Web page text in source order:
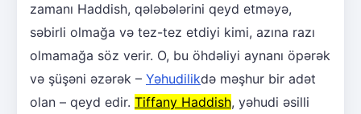
zamanı Haddish, qələbələrini qeyd etməyə,
səbirli olmağa və tez-tez etdiyi kimi, azına razı
olmamağa söz verir. O, bu öhdəliyi aynanı öpərək
və şüşəni əzərək – Yəhudilikdə məşhur bir adət
olan – qeyd edir. Tiffany Haddish, yəhudi əsilli